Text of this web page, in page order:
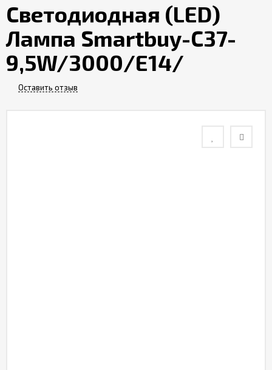
Доставка
и
оплата
Светодиодная (LED)
Лампа Smartbuy-C37-
9,5W/3000/E14/
Оставить отзыв